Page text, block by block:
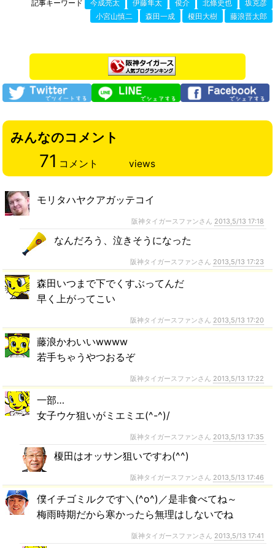
記事キーワード 今成亮太 伊藤隼太 俊介 北條史也
坂克彦
小宮山慎二
森田一成 榎田大樹 藤浪晋太郎
みんなのコメント
71 コメント views
モリタハヤクアガッテコイ
阪神タイガースファンさん 2013,5/13 17:18
なんだろう、泣きそうになった
阪神タイガースファンさん 2013,5/13 17:23
森田いつまで下でくすぶってんだ
早く上がってこい
阪神タイガースファンさん 2013,5/13 17:20
藤浪かわいいwwww
若手ちゃうやつおるぞ
阪神タイガースファンさん 2013,5/13 17:22
一部…
女子ウケ狙いがミエミエ(^-^)/
阪神タイガースファンさん 2013,5/13 17:35
榎田はオッサン狙いですわ(^^)
阪神タイガースファンさん 2013,5/13 17:46
僕イチゴミルクです＼(^o^)／是非食べてね～
梅雨時期だから寒かったら無理はしないでね
阪神タイガースファンさん 2013,5/13 17:41